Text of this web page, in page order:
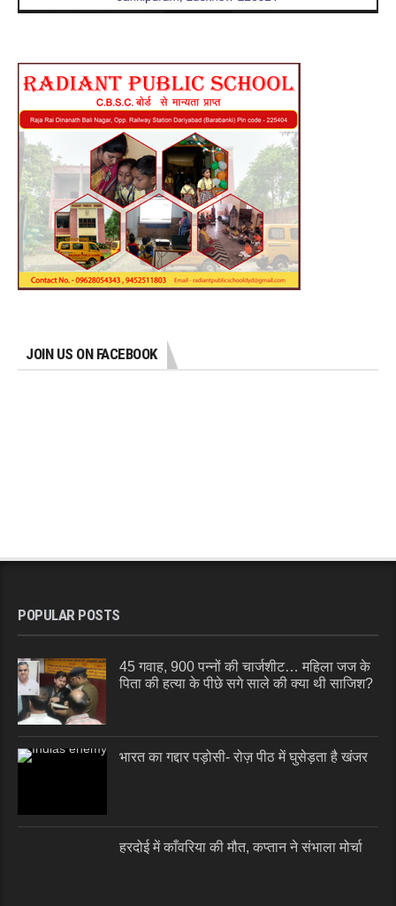
JOIN US ON FACEBOOK
POPULAR POSTS
45 गवाह, 900 पन्नों की चार्जशीट… महिला जज के
पिता की हत्या के पीछे सगे साले की क्या थी साजिश?
भारत का गद्दार पड़ोसी- रोज़ पीठ में घुसेड़ता है खंजर
हरदोई में काँवरिया की मौत, कप्तान ने संभाला मोर्चा